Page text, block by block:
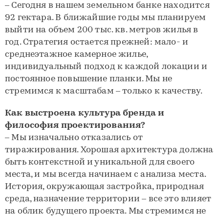
– Сегодня в нашем земельном банке находится
92 гектара. В ближайшие годы мы планируем
выйти на объем 200 тыс. кв. метров жилья в
год. Стратегия остается прежней: мало- и
среднеэтажное камерное жилье,
индивидуальный подход к каждой локации и
постоянное повышение планки. Мы не
стремимся к масштабам – только к качеству.
Как выстроена культура бренда и
философия проектирования?
– Мы изначально отказались от
тиражирования. Хорошая архитектура должна
быть контекстной и уникальной для своего
места, и мы всегда начинаем с анализа места.
История, окружающая застройка, природная
среда, назначение территории – все это влияет
на облик будущего проекта. Мы стремимся не